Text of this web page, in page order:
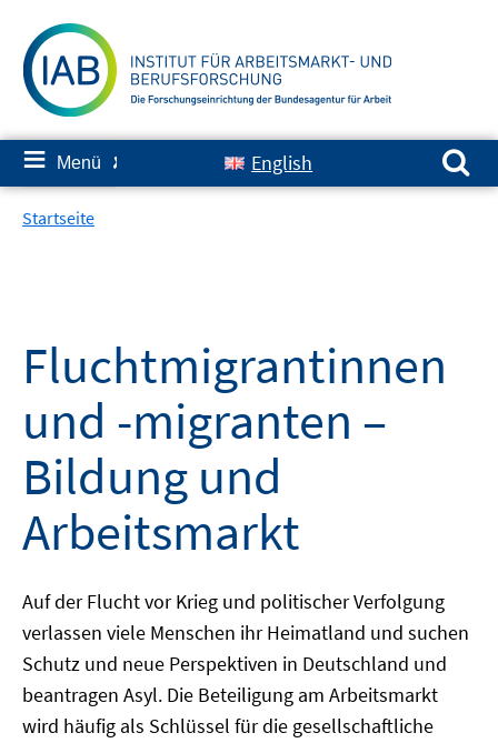
zum
Inhalt
≡ Menü ✘ English
Suchen nach:
Startseite
Fluchtmigrantinnen
und -migranten –
Bildung und
Arbeitsmarkt
Auf der Flucht vor Krieg und politischer Verfolgung
verlassen viele Menschen ihr Heimatland und suchen
Schutz und neue Perspektiven in Deutschland und
beantragen Asyl. Die Beteiligung am Arbeitsmarkt
wird häufig als Schlüssel für die gesellschaftliche